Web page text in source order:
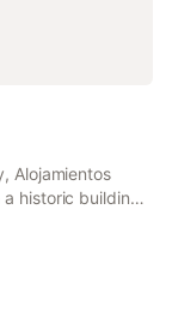
Alojamientos
a historic building
property offers